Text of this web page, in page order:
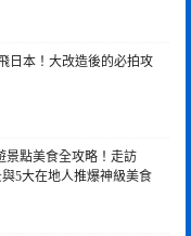
日本！大改造後的必拍攻
景點美食全攻略！走訪
5大在地人推爆神級美食